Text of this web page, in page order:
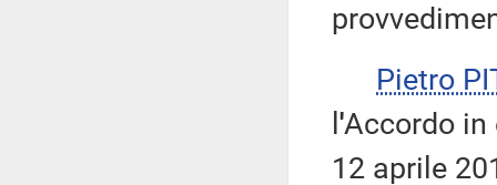
Pietro
'Accordo in
12 aprile